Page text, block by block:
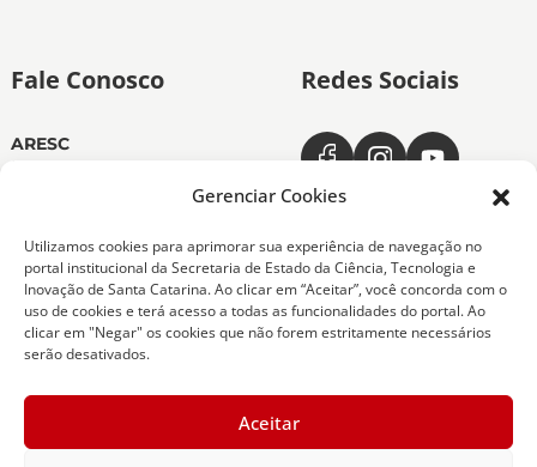
Gerenciar Cookies
Utilizamos cookies para aprimorar sua experiência de navegação no
portal institucional da Secretaria de Estado da Ciência, Tecnologia e
Inovação de Santa Catarina. Ao clicar em “Aceitar”, você concorda com o
uso de cookies e terá acesso a todas as funcionalidades do portal. Ao
clicar em "Negar" os cookies que não forem estritamente necessários
serão desativados.
Aceitar
Fale Conosco
ARESC
ARESC Ouvidoria
Dias úteis das 7h às 19h
0800-6432611
(48) 9 9151-0276
Redes Sociais
Copyright 2026 Todos os Direitos Reservados
ARESC - Agência de Regulação de Serviços Públicos
de Santa Catarina -Desenvolvedor - SCTI